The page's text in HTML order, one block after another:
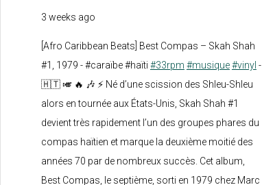
3 weeks ago
[Afro Caribbean Beats] Best Compas – Skah Shah
#1, 1979 - #caraïbe #haïti #33rpm #musique#vinyl -
🇭🇹 🎺 🔥 🎶 ⚡ Né d’une scission des Shleu-Shleu
alors en tournée aux États-Unis, Skah Shah #1
devient très rapidement l’un des groupes phares du
compas haïtien et marque la deuxième moitié des
années 70 par de nombreux succès. Cet album,
Best Compas, le septième, sorti en 1979 chez Marc